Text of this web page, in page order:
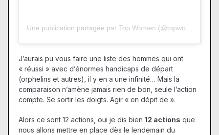
J’aurais pu vous faire une liste des hommes qui ont
« réussi » avec d’énormes handicaps de départ
(orphelins et autres), il y en a une infinité… Mais la
comparaison n’amène jamais rien de bon, seule l’action
compte. Se sortir les doigts. Agir « en dépit de ».
Alors ce sont 12 actions, oui je dis bien 12 actions que
nous allons mettre en place dès le lendemain du